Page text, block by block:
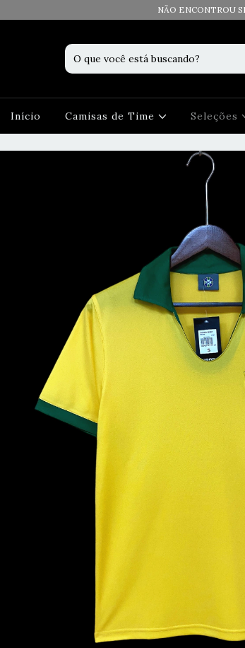
NÃO ENCONTROU
Início Camisas de Time Seleções